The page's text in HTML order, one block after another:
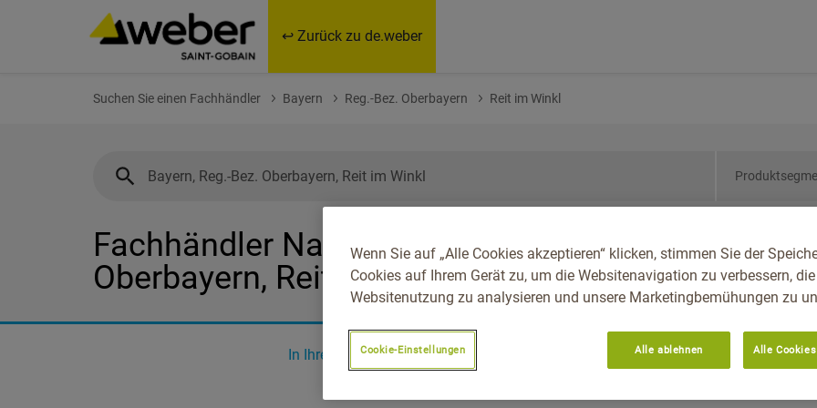
↩ Zurück zu de.weber
Suchen Sie einen Fachhändler Bayern Reg.-Bez. Oberbayern Reit im Winkl
Fachhändler Nahe Bayern, Reg.-Bez.
Oberbayern, Reit Im Winkl
In Ihrer Nähe 0
Wenn Sie auf „Alle Cookies akzeptieren“ klicken, stimmen Sie der
Cookies auf Ihrem Gerät zu, um die Websitenavigation zu verbessern, die
Websitenutzung zu analysieren und unsere Marketingbemühungen zu
Cookie-Einstellungen Alle ablehnen Alle